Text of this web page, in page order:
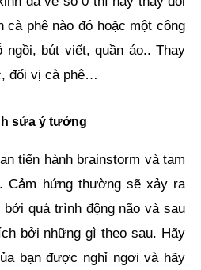
cà phê nào đó hoặc một công
ngồi, bút viết, quần áo.. Thay
đổi vị cà phê…
sửa ý tưởng
tiến hành brainstorm và tạm
Cảm hứng thường sẽ xảy ra
quá trình động não và sau
bởi những gì theo sau. Hãy
bạn được nghỉ ngơi và hãy